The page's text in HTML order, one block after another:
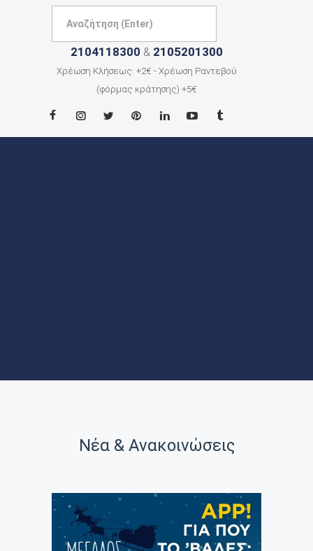
2104118300 & 2105201300
Χρέωση Κλήσεως: +2€ - Χρέωση Ραντεβού
(φόρμας κράτησης) +5€
Νέα & Ανακοινώσεις